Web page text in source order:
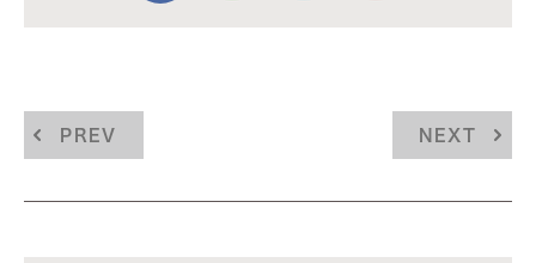
PREV NEXT